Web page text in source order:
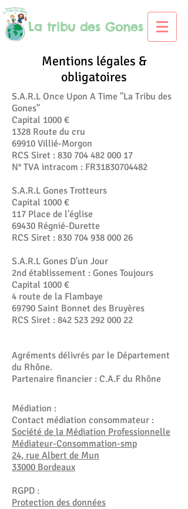
La tribu des Gones
Mentions légales &
obligatoires
S.A.R.L Once Upon A Time "La Tribu des
Gones"
Capital 1000 €
1328 Route du cru
69910 Villié-Morgon
RCS Siret : 830 704 482 000 17
N° TVA intracom : FR31830704482
S.A.R.L Gones Trotteurs
Capital 1000 €
117 Place de l'église
69430 Régnié-Durette
RCS Siret : 830 704 938 000 26
S.A.R.L Gones D'un Jour
2nd établissement : Gones Toujours
Capital 1000 €
4 route de la Flambaye
69790 Saint Bonnet des Bruyères
RCS Siret : 842 523 292 000 22
Agréments délivrés par le Département
du Rhône.
Partenaire financier : C.A.F du Rhône
Médiation :
Contact médiation consommateur :
Société de la Médiation Professionnelle
Médiateur-Consommation-smp
24, rue Albert de Mun
33000 Bordeaux
RGPD :
Protection des données